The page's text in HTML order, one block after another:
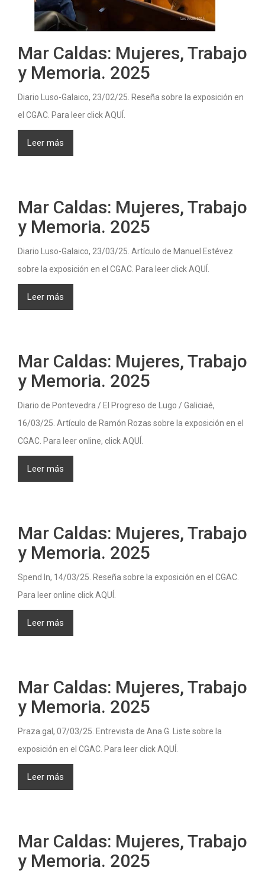
Mar Caldas: Mujeres, Trabajo
y Memoria. 2025
Diario Luso-Galaico, 23/02/25. Reseña sobre la exposición en
el CGAC. Para leer click AQUÍ.
Leer más
Mar Caldas: Mujeres, Trabajo
y Memoria. 2025
Diario Luso-Galaico, 23/03/25. Artículo de Manuel Estévez
sobre la exposición en el CGAC. Para leer click AQUÍ.
Leer más
Mar Caldas: Mujeres, Trabajo
y Memoria. 2025
Diario de Pontevedra / El Progreso de Lugo / Galiciaé,
16/03/25. Artículo de Ramón Rozas sobre la exposición en el
CGAC. Para leer online, click AQUÍ.
Leer más
Mar Caldas: Mujeres, Trabajo
y Memoria. 2025
Spend In, 14/03/25. Reseña sobre la exposición en el CGAC.
Para leer online click AQUÍ.
Leer más
Mar Caldas: Mujeres, Trabajo
y Memoria. 2025
Praza.gal, 07/03/25. Entrevista de Ana G. Liste sobre la
exposición en el CGAC. Para leer click AQUÍ.
Leer más
Mar Caldas: Mujeres, Trabajo
y Memoria. 2025